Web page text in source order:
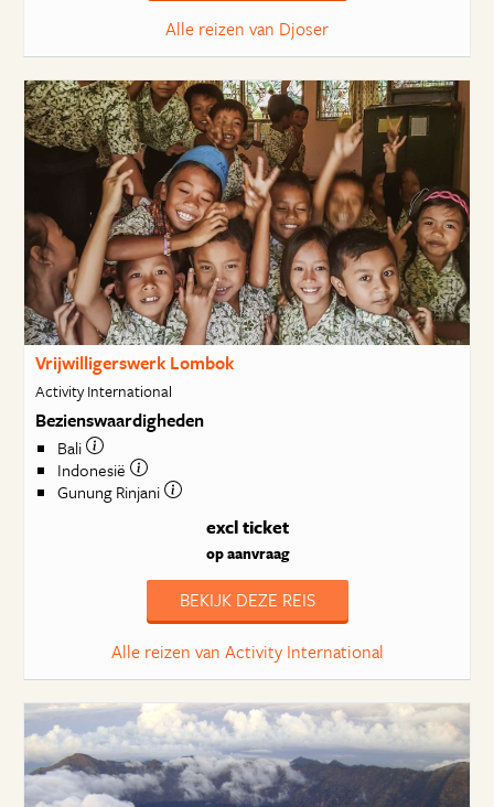
Alle reizen van Djoser
Vrijwilligerswerk Lombok
Activity International
Bezienswaardigheden
Bali
Indonesië
Gunung Rinjani
excl ticket
op aanvraag
BEKIJK DEZE REIS
Alle reizen van Activity International